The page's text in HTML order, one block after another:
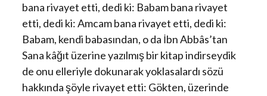
bana rivayet etti, dedi ki: Babam bana rivayet
etti, dedi ki: Amcam bana rivayet etti, dedi ki:
Babam, kendi babasından, o da İbn Abbâs’tan
Sana kâğıt üzerine yazılmış bir kitap indirseydik
de onu elleriyle dokunarak yoklasalardı sözü
hakkında şöyle rivayet etti: Gökten, üzerinde